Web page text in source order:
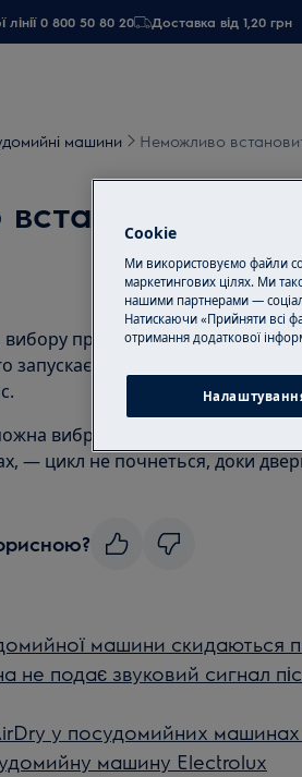
0 800 50 80 20 Доставка від 1,20 грн
машини Неможливо
вибору програми передбачає
запускається прилад,
вибрати цикл прання та
— цикл не почнеться, доки
машини скидаються
подає звуковий сигнал
у посудомийних машинах
машину Electrolux
Cookie
Ми використовуємо файли
маркетингових цілях. Ми
нашими партнерами —
Натискаючи «Прийняти всі
отримання додаткової